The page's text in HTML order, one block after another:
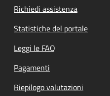
Richiedi assistenza
Statistiche del portale
Leggi le FAQ
Pagamenti
Riepilogo valutazioni